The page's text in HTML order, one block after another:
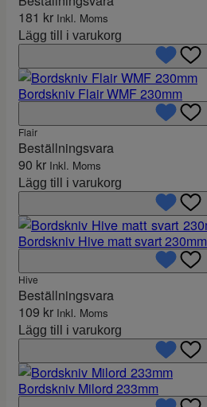
181 kr Inkl. Moms
Lägg till i varukorg
Bordskniv Flair WMF 230mm
Flair
Beställningsvara
90 kr Inkl. Moms
Lägg till i varukorg
Bordskniv Hive matt svart 230mm
Hive
Beställningsvara
109 kr Inkl. Moms
Lägg till i varukorg
Bordskniv Milord 233mm